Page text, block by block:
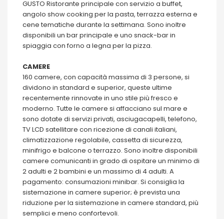
GUSTO Ristorante principale con servizio a buffet,
angolo show cooking per la pasta, terrazza esterna e
cene tematiche durante la settimana. Sono inoltre
disponibili un bar principale e uno snack-bar in
spiaggia con forno a legna per la pizza.
CAMERE
160 camere, con capacità massima di 3 persone, si
dividono in standard e superior, queste ultime
recentemente rinnovate in uno stile più fresco e
moderno. Tutte le camere si affacciano sul mare e
sono dotate di servizi privati, asciugacapelli, telefono,
TV LCD satellitare con ricezione di canali italiani,
climatizzazione regolabile, cassetta di sicurezza,
minifrigo e balcone o terrazzo. Sono inoltre disponibili
camere comunicanti in grado di ospitare un minimo di
2 adulti e 2 bambini e un massimo di 4 adulti. A
pagamento: consumazioni minibar. Si consiglia la
sistemazione in camere superior; è prevista una
riduzione per la sistemazione in camere standard, più
semplici e meno confortevoli.